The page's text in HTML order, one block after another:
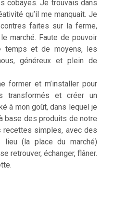
cobayes. Je trouvais dans
qu’il me manquait. Je
faites sur la ferme,
marché. Faute de pouvoir
temps et de moyens, les
généreux et plein de
former et m’installer pour
transformés et créer un
à mon goût, dans lequel je
base des produits de notre
recettes simples, avec des
lieu (la place du marché)
retrouver, échanger, flâner.